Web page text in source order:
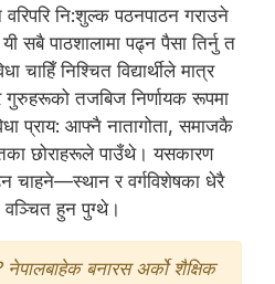
वरिपरि नि:शुल्क पठनपाठन गराउने
सबै पाठशालामा पढ्न पैसा तिर्नु त
चाहिँ निश्चित विद्यार्थीले मात्र
गुरुहरूको तजबिज निर्णायक रूपमा
प्राय: आफ्नै नातागोता, समाजकै
छोराहरूले पाउँथे। यसकारण
चाहने—स्थान र वर्गविशेषका धेरै
हुन पुग्थे।
बनारस अर्को शैक्षिक